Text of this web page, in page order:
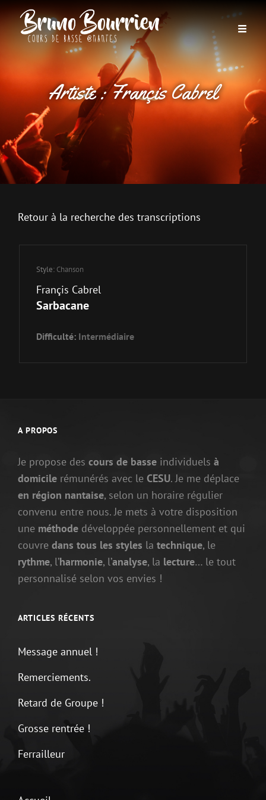
Artiste :Françis Cabrel
Retour à la recherche des transcriptions
Style: Chanson
Françis Cabrel
Sarbacane
Difficulté: Intermédiaire
A PROPOS
Je propose des cours de basse individuels à
domicile rémunérés avec le CESU. Je me déplace
en région nantaise, selon un horaire régulier
convenu entre nous. Je mets à votre disposition
une méthode développée personnellement et qui
couvre dans tous les styles la technique, le
rythme, l’harmonie, l’analyse, la lecture… le tout
personnalisé selon vos envies !
ARTICLES RÉCENTS
Message annuel !
Remerciements.
Retard de Groupe !
Grosse rentrée !
Ferrailleur